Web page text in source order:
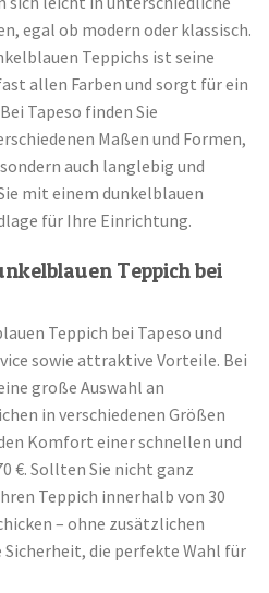
egal ob modern oder klassisch.
Teppichs ist seine
allen Farben und sorgt für ein
Tapeso finden Sie
Maßen und Formen,
auch langlebig und
mit einem dunkelblauen
für Ihre Einrichtung.
Teppich bei
Teppich bei Tapeso und
sowie attraktive Vorteile. Bei
große Auswahl an
in verschiedenen Größen
Komfort einer schnellen und
€. Sollten Sie nicht ganz
Teppich innerhalb von 30
– ohne zusätzlichen
Sicherheit, die perfekte Wahl für